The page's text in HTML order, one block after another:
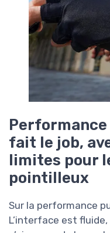
fait le job,
limites pour
pointilleux
Sur la performance
L’interface est